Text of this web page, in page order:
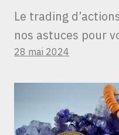
Le trading
nos astuces pour
28 mai 2024